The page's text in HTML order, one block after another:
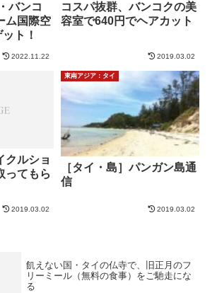
バンコ
ム国際空
ト！
2022.11.22
コスパ抜群、バンコクの美
容室で640円でヘアカット
2019.03.02
クルショ
ってもら
2019.03.02
東南アジア：タイ
［タイ・島］パンガン島通
信
2019.03.02
飢えない国・タイの仏寺で、旧正月のフ
リーミール（無料の食事）をご馳走にな
る